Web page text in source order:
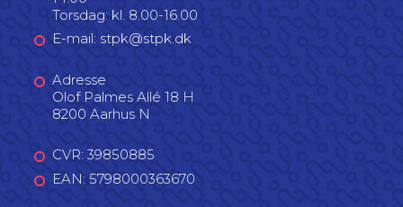
Torsdag: kl. 8.00-16.00
E-mail: stpk@stpk.dk
Adresse
Olof Palmes Allé 18 H
8200 Aarhus N
CVR: 39850885
EAN: 5798000363670